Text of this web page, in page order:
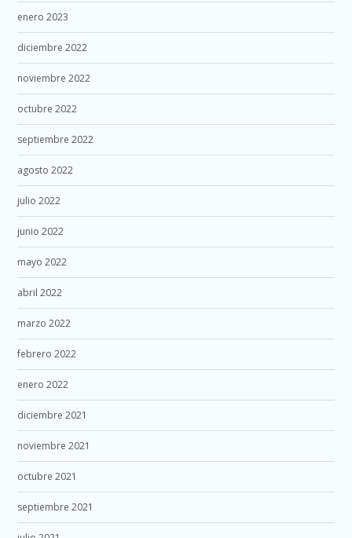
enero 2023
diciembre 2022
noviembre 2022
octubre 2022
septiembre 2022
agosto 2022
julio 2022
junio 2022
mayo 2022
abril 2022
marzo 2022
febrero 2022
enero 2022
diciembre 2021
noviembre 2021
octubre 2021
septiembre 2021